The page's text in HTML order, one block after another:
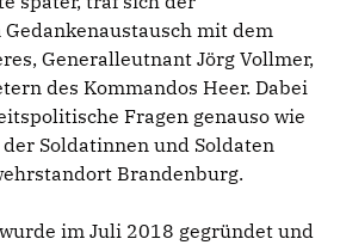
mit dem
Generalleutnant Jörg Vollmer,
des Kommandos Heer. Dabei
Fragen genauso wie
Soldatinnen und Soldaten
Brandenburg.
im Juli 2018 gegründet und